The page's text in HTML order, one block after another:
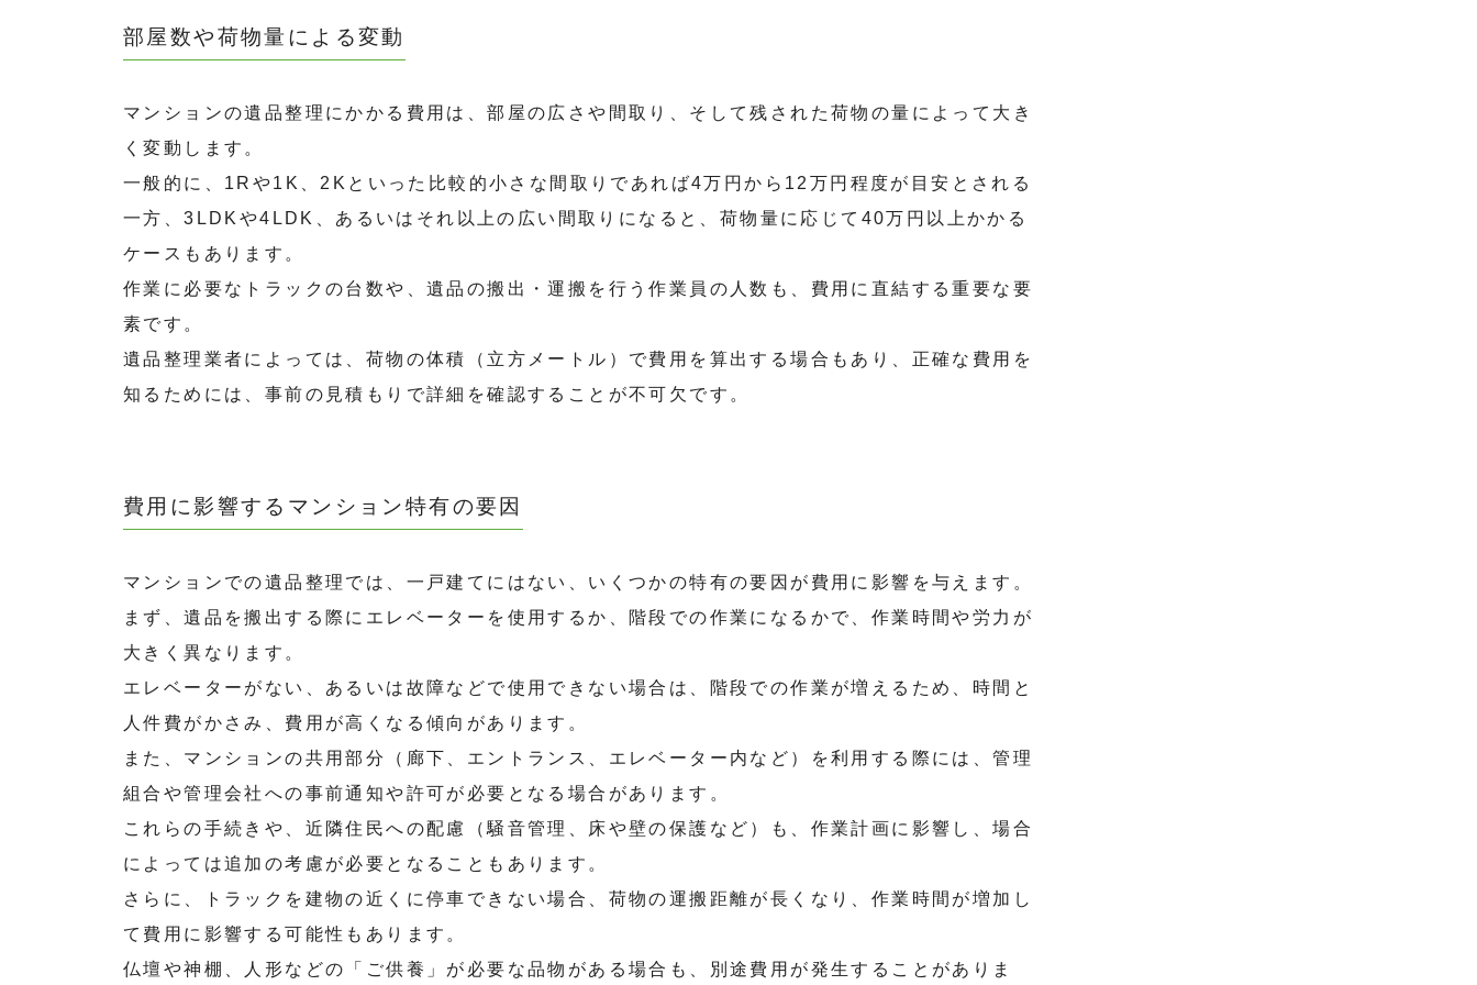
部屋数や荷物量による変動
マンションの遺品整理にかかる費用は、部屋の広さや間取り、そして残された荷物の量によって大き
く変動します。
一般的に、1Rや1K、2Kといった比較的小さな間取りであれば4万円から12万円程度が目安とされる
一方、3LDKや4LDK、あるいはそれ以上の広い間取りになると、荷物量に応じて40万円以上かかる
ケースもあります。
作業に必要なトラックの台数や、遺品の搬出・運搬を行う作業員の人数も、費用に直結する重要な要
素です。
遺品整理業者によっては、荷物の体積（立方メートル）で費用を算出する場合もあり、正確な費用を
知るためには、事前の見積もりで詳細を確認することが不可欠です。
費用に影響するマンション特有の要因
マンションでの遺品整理では、一戸建てにはない、いくつかの特有の要因が費用に影響を与えます。
まず、遺品を搬出する際にエレベーターを使用するか、階段での作業になるかで、作業時間や労力が
大きく異なります。
エレベーターがない、あるいは故障などで使用できない場合は、階段での作業が増えるため、時間と
人件費がかさみ、費用が高くなる傾向があります。
また、マンションの共用部分（廊下、エントランス、エレベーター内など）を利用する際には、管理
組合や管理会社への事前通知や許可が必要となる場合があります。
これらの手続きや、近隣住民への配慮（騒音管理、床や壁の保護など）も、作業計画に影響し、場合
によっては追加の考慮が必要となることもあります。
さらに、トラックを建物の近くに停車できない場合、荷物の運搬距離が長くなり、作業時間が増加し
て費用に影響する可能性もあります。
仏壇や神棚、人形などの「ご供養」が必要な品物がある場合も、別途費用が発生することがありま